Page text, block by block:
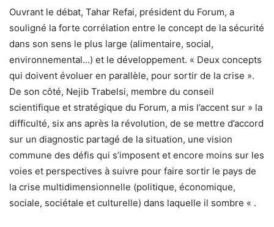
Ouvrant le débat, Tahar Refai, président du Forum, a
souligné la forte corrélation entre le concept de la sécurité
dans son sens le plus large (alimentaire, social,
environnemental…) et le développement. « Deux concepts
qui doivent évoluer en parallèle, pour sortir de la crise ».
De son côté, Nejib Trabelsi, membre du conseil
scientifique et stratégique du Forum, a mis l’accent sur » la
difficulté, six ans après la révolution, de se mettre d’accord
sur un diagnostic partagé de la situation, une vision
commune des défis qui s’imposent et encore moins sur les
voies et perspectives à suivre pour faire sortir le pays de
la crise multidimensionnelle (politique, économique,
sociale, sociétale et culturelle) dans laquelle il sombre « .